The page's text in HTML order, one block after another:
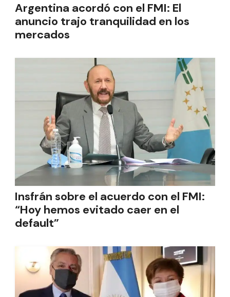
Argentina acordó con el FMI: El
anuncio trajo tranquilidad en los
mercados
Insfrán sobre el acuerdo con el FMI:
“Hoy hemos evitado caer en el
default”